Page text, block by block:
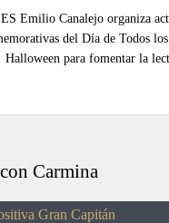
Emilio Canalejo organiza
del Día de Todos
Halloween para fomentar la
Carmina
Gran Capitán